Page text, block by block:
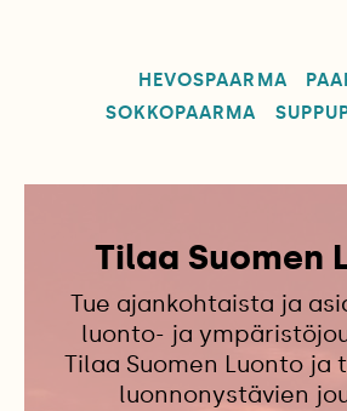
HEVOSPAARMA
SOKKOPAARMA
Tilaa Suomen
Tue ajankohtaista ja
luonto- ja
Tilaa Suomen Luonto ja
luonnonystävien